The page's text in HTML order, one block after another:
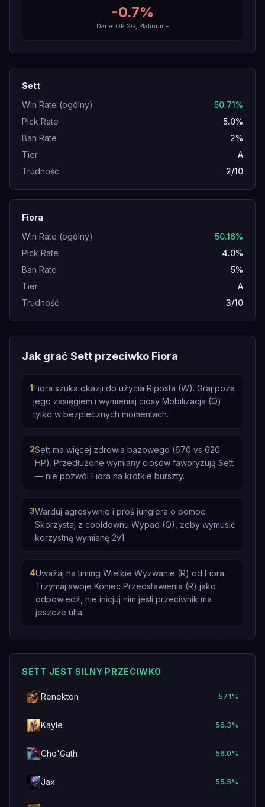
-0.7%
Dane: OP.GG, Platinum+
Sett
Win Rate (ogólny)
50.71%
Pick Rate
5.0%
Ban Rate
2%
Tier
A
Trudność
2/10
Fiora
Win Rate (ogólny)
50.16%
Pick Rate
4.0%
Ban Rate
5%
Tier
A
Trudność
3/10
Jak grać Sett przeciwko Fiora
1Fiora szuka okazji do użycia Riposta (W). Graj poza
jego zasięgiem i wymieniaj ciosy Mobilizacja (Q)
tylko w bezpiecznych momentach.
2Sett ma więcej zdrowia bazowego (670 vs 620
HP). Przedłużone wymiany ciosów faworyzują Sett
— nie pozwól Fiora na krótkie burszty.
3Warduj agresywnie i proś junglera o pomoc.
Skorzystaj z cooldownu Wypad (Q), żeby wymusić
korzystną wymianę 2v1.
4Uważaj na timing Wielkie Wyzwanie (R) od Fiora.
Trzymaj swoje Koniec Przedstawienia (R) jako
odpowiedź, nie inicjuj nim jeśli przeciwnik ma
jeszcze ulta.
SETT JEST SILNY PRZECIWKO
Renekton 57.1%
Kayle 56.3%
Cho'Gath 56.0%
Jax 55.5%